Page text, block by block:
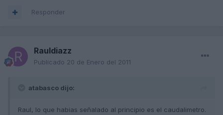
Responder
Rauldiazz
Publicado 20 de Enero del 2011
atabasco dijo:
Raul, lo que habias señalado al principio es el caudalimetro.